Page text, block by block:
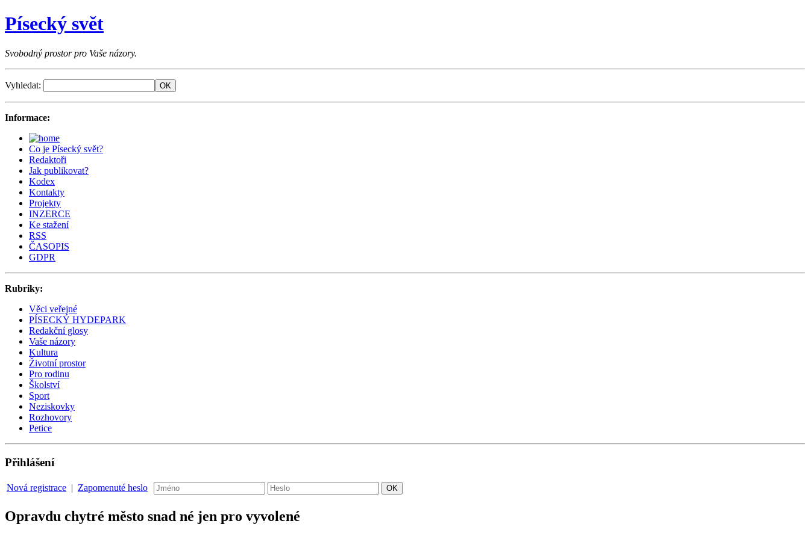
Písecký svět
Svobodný prostor pro Vaše názory.
Vyhledat:
Informace:
Co je Písecký svět?
Redaktoři
Jak publikovat?
Kodex
Kontakty
Projekty
INZERCE
Ke stažení
RSS
ČASOPIS
GDPR
Rubriky:
Věci veřejné
PÍSECKÝ HYDEPARK
Redakční glosy
Vaše názory
Kultura
Životní prostor
Pro rodinu
Školství
Sport
Neziskovky
Rozhovory
Petice
Přihlášení
Nová registrace | Zapomenuté heslo
Opravdu chytré město snad né jen pro vyvolené